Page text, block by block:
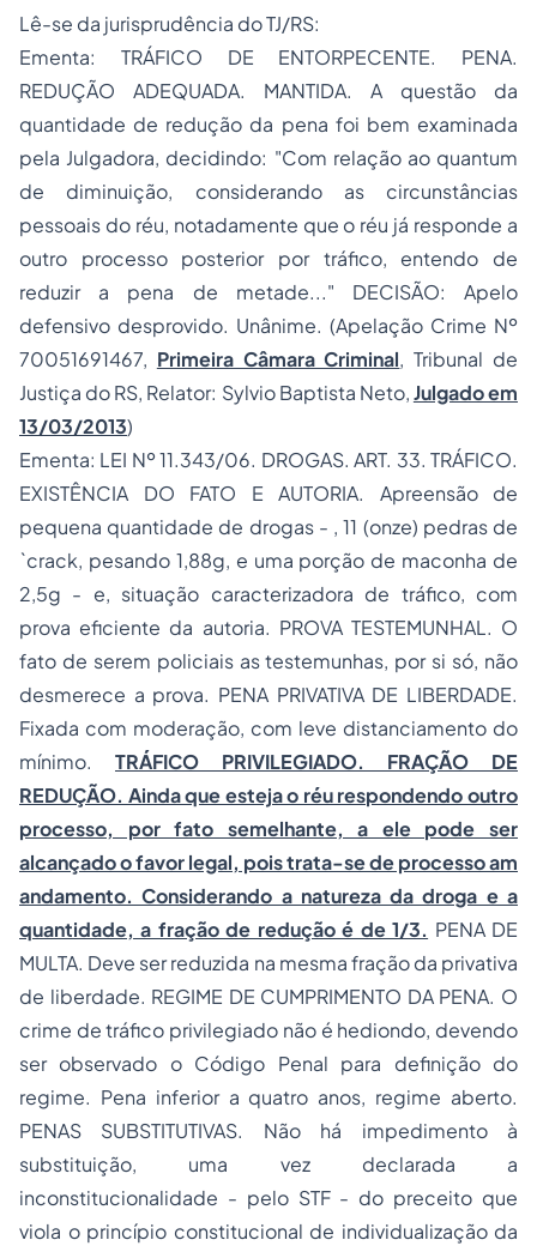
Lê-se da jurisprudência do TJ/RS:
Ementa: TRÁFICO DE ENTORPECENTE. PENA.
REDUÇÃO ADEQUADA. MANTIDA. A questão da
quantidade de redução da pena foi bem examinada
pela Julgadora, decidindo: "Com relação ao quantum
de diminuição, considerando as circunstâncias
pessoais do réu, notadamente que o réu já responde a
outro processo posterior por tráfico, entendo de
reduzir a pena de metade..." DECISÃO: Apelo
defensivo desprovido. Unânime. (Apelação Crime Nº
70051691467, Primeira Câmara Criminal, Tribunal de
Justiça do RS, Relator: Sylvio Baptista Neto,Julgado em
13/03/2013)
Ementa: LEI Nº 11.343/06. DROGAS. ART. 33. TRÁFICO.
EXISTÊNCIA DO FATO E AUTORIA. Apreensão de
pequena quantidade de drogas - , 11 (onze) pedras de
`crack, pesando 1,88g, e uma porção de maconha de
2,5g - e, situação caracterizadora de tráfico, com
prova eficiente da autoria. PROVA TESTEMUNHAL. O
fato de serem policiais as testemunhas, por si só, não
desmerece a prova. PENA PRIVATIVA DE LIBERDADE.
Fixada com moderação, com leve distanciamento do
mínimo. TRÁFICO PRIVILEGIADO. FRAÇÃO DE
REDUÇÃO. Ainda que esteja o réu respondendo outro
processo, por fato semelhante, a ele pode ser
alcançado o favor legal, pois trata-se de processo am
andamento. Considerando a natureza da droga e a
quantidade, a fração de redução é de 1/3. PENA DE
MULTA. Deve ser reduzida na mesma fração da privativa
de liberdade. REGIME DE CUMPRIMENTO DA PENA. O
crime de tráfico privilegiado não é hediondo, devendo
ser observado o Código Penal para definição do
regime. Pena inferior a quatro anos, regime aberto.
PENAS SUBSTITUTIVAS. Não há impedimento à
substituição, uma vez declarada a
inconstitucionalidade - pelo STF - do preceito que
viola o princípio constitucional de individualização da